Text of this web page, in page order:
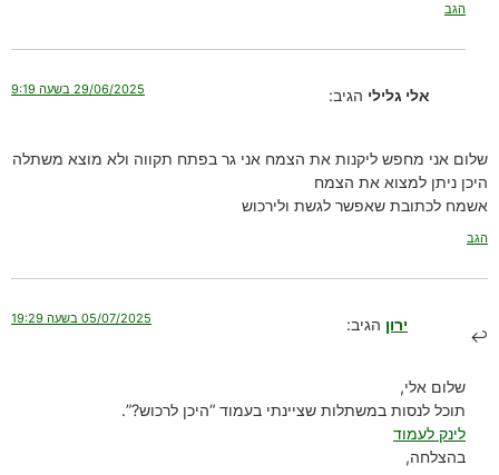
הגב
אלי גלילי הגיב: 29/06/2025 בשעה 9:19
שלום אני מחפש ליקנות את הצמח אני גר בפתח תקווה ולא מוצא משתלה
היכן ניתן למצוא את הצמח
אשמח לכתובת שאפשר לגשת ולירכוש
הגב
ירון הגיב: 05/07/2025 בשעה 19:29
שלום אלי,
תוכל לנסות במשתלות שציינתי בעמוד “היכן לרכוש?”.
לינק לעמוד
בהצלחה,